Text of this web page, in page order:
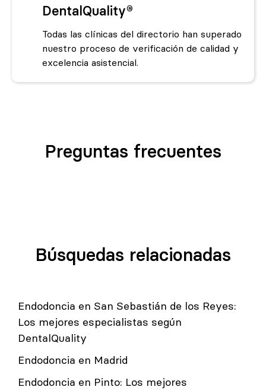
DentalQuality®
Todas las clínicas del directorio han superado
nuestro proceso de verificación de calidad y
excelencia asistencial.
Preguntas frecuentes
Búsquedas relacionadas
Endodoncia en San Sebastián de los Reyes:
Los mejores especialistas según
DentalQuality
Endodoncia en Madrid
Endodoncia en Pinto: Los mejores